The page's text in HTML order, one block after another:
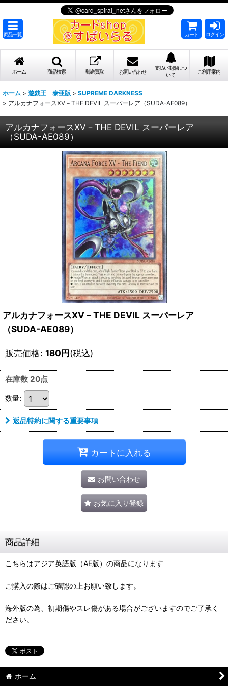
商品一覧 カート ログイン
ホーム 商品検索 郵送買取 お問い合わせ
支払い期限につ
いて
ご利用案内
ホーム > 遊戯王 泰亜版 > SUPREME DARKNESS
> アルカナフォースXV－THE DEVIL スーパーレア（SUDA-AE089）
アルカナフォースXV－THE DEVIL スーパーレア
（SUDA-AE089）
アルカナフォースXV－THE DEVIL スーパーレア
（SUDA-AE089）
販売価格: 180円(税込)
在庫数 20点
数量:
返品特約に関する重要事項
カートに入れる
お問い合わせ
お気に入り登録
商品詳細
こちらはアジア英語版（AE版）の商品になります
ご購入の際はご確認の上お願い致します。
海外版の為、初期傷やスレ傷がある場合がございますのでご了承く
ださい。
ホーム